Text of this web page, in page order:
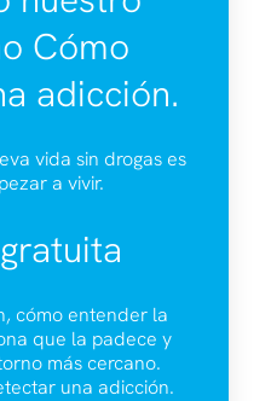
Cómo
adicción.
vida sin drogas es
a vivir.
cómo entender la
que la padece y
más cercano.
una adicción.